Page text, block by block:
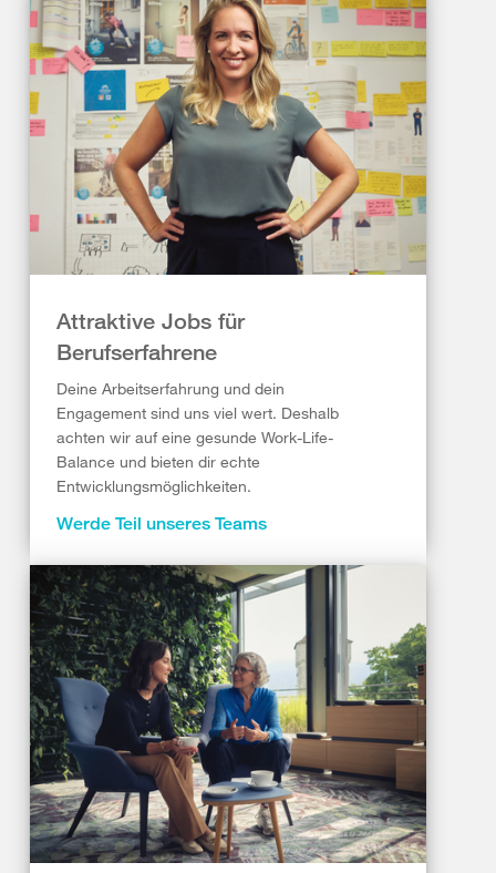
Attraktive Jobs für
Berufserfahrene
Deine Arbeitserfahrung und dein
Engagement sind uns viel wert. Deshalb
achten wir auf eine gesunde Work-Life-
Balance und bieten dir echte
Entwicklungsmöglichkeiten.
Werde Teil unseres Teams